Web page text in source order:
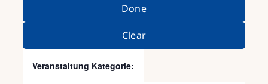
any
of
the
Done
Clear
Veranstaltung Kategorie: